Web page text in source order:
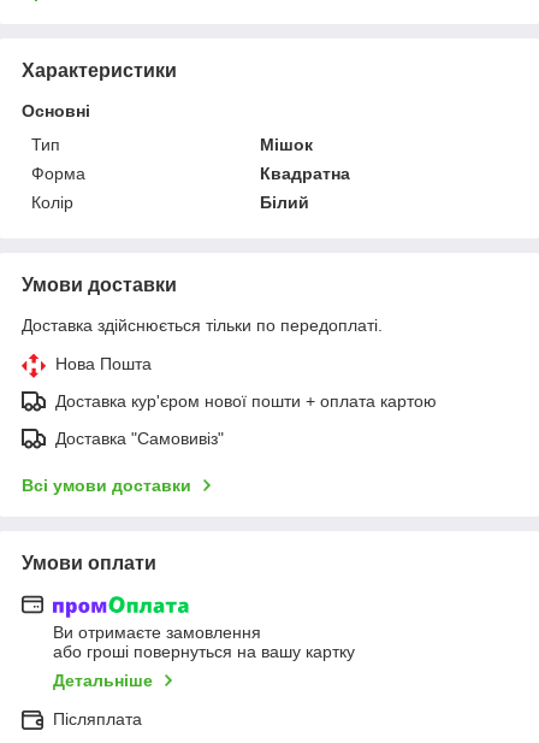
Характеристики
Основні
Тип
Мішок
Форма
Квадратна
Колір
Білий
Умови доставки
Доставка здійснюється тільки по передоплаті.
Нова Пошта
Доставка кур'єром нової пошти + оплата картою
Доставка "Самовивіз"
Всі умови доставки
Умови оплати
Ви отримаєте замовлення
або гроші повернуться на вашу картку
Детальніше
Післяплата